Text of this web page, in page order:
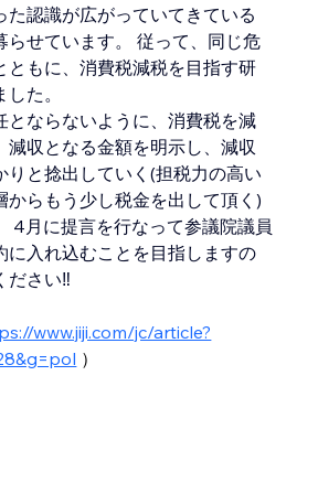
た認識が広がっていてきている
らせています。 従って、同じ危
ともに、消費税減税を目指す研
した。
ならないように、消費税を減
減収となる金額を明示し、減収
りと捻出していく(担税力の高い
からもう少し税金を出して頂く)
4月に提言を行なって参議院議員
に入れ込むことを目指しますの
ださい‼️
www.jiji.com/jc/article?
）